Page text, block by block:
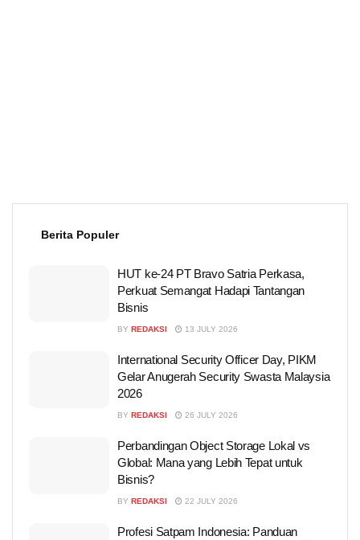
Berita Populer
HUT ke-24 PT Bravo Satria Perkasa,
Perkuat Semangat Hadapi Tantangan
Bisnis
BY REDAKSI 13 JULY 2026
International Security Officer Day, PIKM
Gelar Anugerah Security Swasta Malaysia
2026
BY REDAKSI 26 JULY 2026
Perbandingan Object Storage Lokal vs
Global: Mana yang Lebih Tepat untuk
Bisnis?
BY REDAKSI 22 JULY 2026
Profesi Satpam Indonesia: Panduan